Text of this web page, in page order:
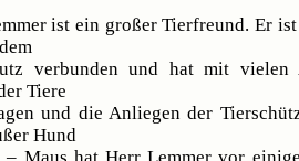
ist ein großer Tierfreund. Er
verbunden und hat mit
Tiere
und die Anliegen der
Hund